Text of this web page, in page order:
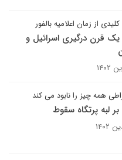
از زمان اعلامیه بالفور
قرن درگیری اسرائیل و
همه چیز را نابود می کند
بر لبه پرتگاه سقوط